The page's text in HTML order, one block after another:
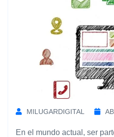
MILUGARDIGITAL
En el mundo actual, ser